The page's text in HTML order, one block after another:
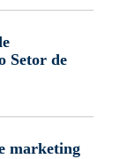
Setor de
marketing